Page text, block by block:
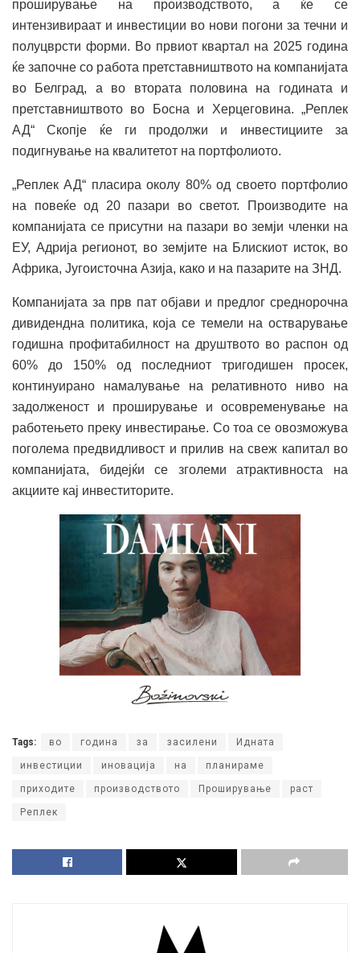
проширување на производството, а ќе се
интензивираат и инвестиции во нови погони за течни и
полуцврсти форми. Во првиот квартал на 2025 година
ќе започне со работа претставништвото на компанијата
во Белград, а во втората половина на годината и
претставништвото во Босна и Херцеговина. „Реплек
АД“ Скопје ќе ги продолжи и инвестициите за
подигнување на квалитетот на портфолиото.
„Реплек АД“ пласира околу 80% од своето портфолио
на повеќе од 20 пазари во светот. Производите на
компанијата се присутни на пазари во земји членки на
ЕУ, Адрија регионот, во земјите на Блискиот исток, во
Африка, Југоисточна Азија, како и на пазарите на ЗНД.
Компанијата за прв пат објави и предлог среднорочна
дивидендна политика, која се темели на остварување
годишна профитабилност на друштвото во распон од
60% до 150% од последниот тригодишен просек,
континуирано намалување на релативното ниво на
задолженост и проширување и осовременување на
работењето преку инвестирање. Со тоа се овозможува
поголема предвидливост и прилив на свеж капитал во
компанијата, бидејќи се зголеми атрактивноста на
акциите кај инвеститорите.
Tags: во година за засилени Идната
инвестиции иновација на планираме
приходите производството Проширување раст
Реплек